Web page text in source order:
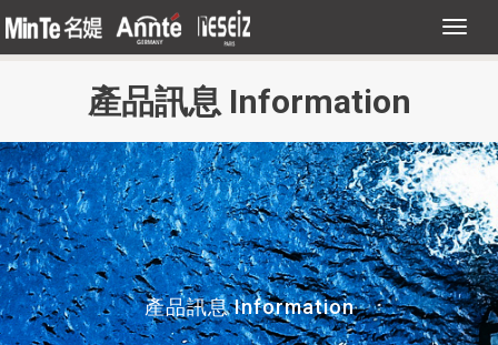
產品訊息 Information
產品訊息 Information